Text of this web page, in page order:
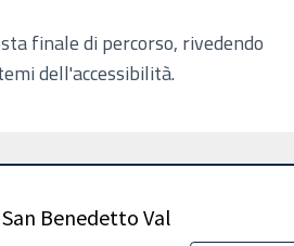
finale di percorso, rivedendo
dell'accessibilità.
Benedetto Val